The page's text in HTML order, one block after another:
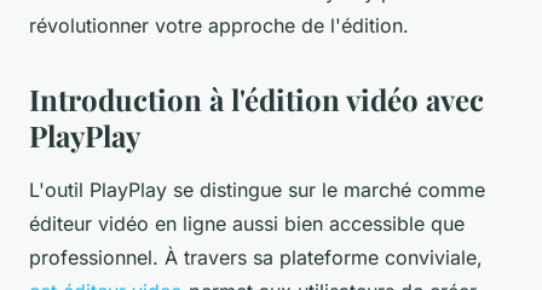
révolutionner votre approche de l'édition.
Introduction à l'édition vidéo avec
PlayPlay
L'outil PlayPlay se distingue sur le marché comme
éditeur vidéo en ligne aussi bien accessible que
professionnel. À travers sa plateforme conviviale,